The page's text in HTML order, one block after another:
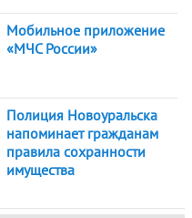
Мобильное приложение
«МЧС России»
Полиция Новоуральска
напоминает гражданам
правила сохранности
имущества